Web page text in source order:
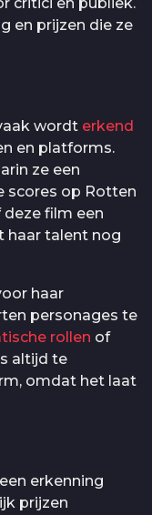
en prijzen die ze
wordt erkend
en platforms.
ze een
scores op Rotten
film een
haar talent nog
haar
personages te
rollen of
altijd te
omdat het laat
erkenning
prijzen